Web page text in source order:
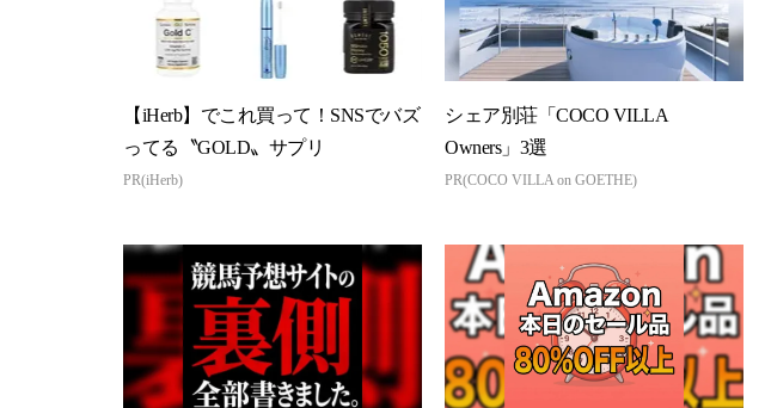
【iHerb】でこれ買って！SNSでバズ
ってる〝GOLD〟サプリ
PR(iHerb)
シェア別荘「COCO VILLA
Owners」3選
PR(COCO VILLA on GOETHE)